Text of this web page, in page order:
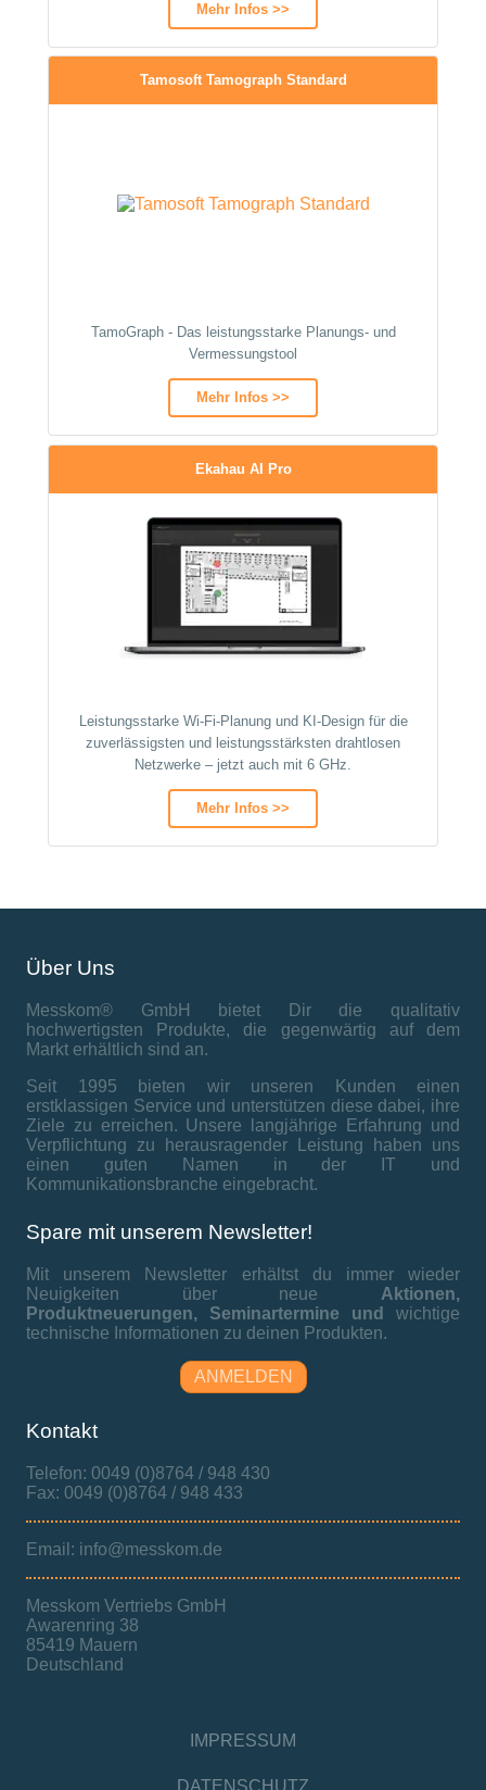
Mehr Infos >>
Tamosoft Tamograph Standard
TamoGraph - Das leistungsstarke Planungs- und
Vermessungstool
Mehr Infos >>
Ekahau AI Pro
Leistungsstarke Wi-Fi-Planung und KI-Design für die
zuverlässigsten und leistungsstärksten drahtlosen
Netzwerke – jetzt auch mit 6 GHz.
Mehr Infos >>
Über Uns
Messkom® GmbH bietet Dir die qualitativ
hochwertigsten Produkte, die gegenwärtig auf dem
Markt erhältlich sind an.
Seit 1995 bieten wir unseren Kunden einen
erstklassigen Service und unterstützen diese dabei, ihre
Ziele zu erreichen. Unsere langjährige Erfahrung und
Verpflichtung zu herausragender Leistung haben uns
einen guten Namen in der IT und
Kommunikationsbranche eingebracht.
Spare mit unserem Newsletter!
Mit unserem Newsletter erhältst du immer wieder
Neuigkeiten über neue Aktionen,
Produktneuerungen, Seminartermine und wichtige
technische Informationen zu deinen Produkten.
ANMELDEN
Kontakt
Telefon: 0049 (0)8764 / 948 430
Fax: 0049 (0)8764 / 948 433
Email: info@messkom.de
Messkom Vertriebs GmbH
Awarenring 38
85419 Mauern
Deutschland
IMPRESSUM
DATENSCHUTZ